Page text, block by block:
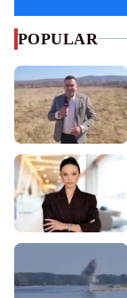
POPULAR